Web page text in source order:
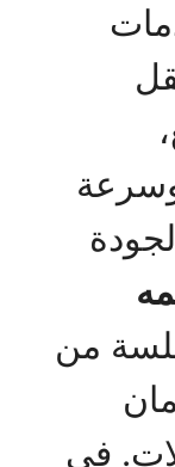
وسرعة
من
في